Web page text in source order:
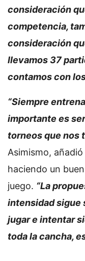
consideración
competencia,
consideración
llevamos 37
contamos con
“Siempre
importante es
torneos que nos
Asimismo,
haciendo un
juego. “La
intensidad sigue
jugar e intentar
toda la cancha,